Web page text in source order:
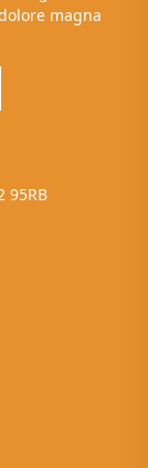
magna
95RB